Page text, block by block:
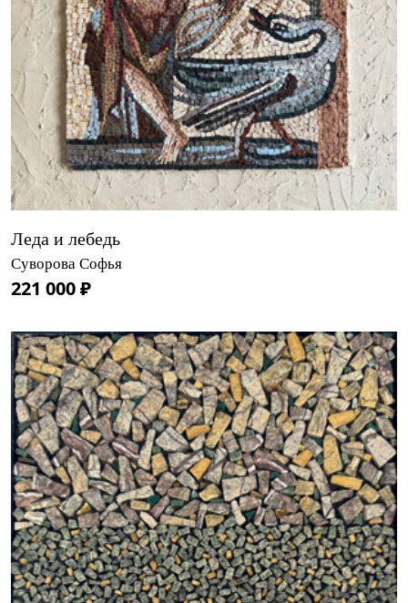
Леда и лебедь
Суворова Софья
221 000 ₽